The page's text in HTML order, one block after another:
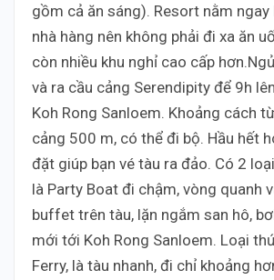
gồm cả ăn sáng). Resort nằm ngay
nhà hàng nên không phải đi xa ăn
còn nhiều khu nghỉ cao cấp
và ra cầu cảng Serendipity để 9h
Koh Rong Sanloem. Khoảng cách
cảng 500 m, có thể đi bộ. Hầu hết
đặt giúp bạn vé tàu ra đảo. Có 2
là Party Boat đi chậm, vòng quanh
buffet trên tàu, lặn ngắm san hô,
mới tới Koh Rong Sanloem. Loại
Ferry, là tàu nhanh, đi chỉ khoảng